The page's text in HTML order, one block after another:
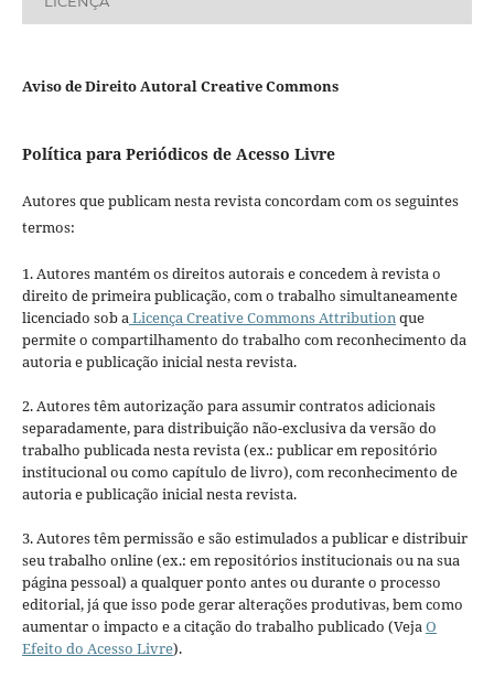
Aviso de Direito Autoral Creative Commons
Política para Periódicos de Acesso Livre
Autores que publicam nesta revista concordam com os seguintes
termos:
1. Autores mantém os direitos autorais e concedem à revista o
direito de primeira publicação, com o trabalho simultaneamente
licenciado sob aLicença Creative Commons Attributionque
permite o compartilhamento do trabalho com reconhecimento da
autoria e publicação inicial nesta revista.
2. Autores têm autorização para assumir contratos adicionais
separadamente, para distribuição não-exclusiva da versão do
trabalho publicada nesta revista (ex.: publicar em repositório
institucional ou como capítulo de livro), com reconhecimento de
autoria e publicação inicial nesta revista.
3. Autores têm permissão e são estimulados a publicar e distribuir
seu trabalho online (ex.: em repositórios institucionais ou na sua
página pessoal) a qualquer ponto antes ou durante o processo
editorial, já que isso pode gerar alterações produtivas, bem como
aumentar o impacto e a citação do trabalho publicado (VejaO
Efeito do Acesso Livre).